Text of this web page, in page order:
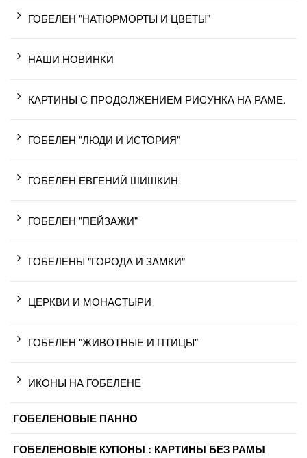
ГОБЕЛЕН "НАТЮРМОРТЫ И ЦВЕТЫ"
НАШИ НОВИНКИ
КАРТИНЫ С ПРОДОЛЖЕНИЕМ РИСУНКА НА РАМЕ.
ГОБЕЛЕН "ЛЮДИ И ИСТОРИЯ"
ГОБЕЛЕН ЕВГЕНИЙ ШИШКИН
ГОБЕЛЕН "ПЕЙЗАЖИ"
ГОБЕЛЕНЫ "ГОРОДА И ЗАМКИ"
ЦЕРКВИ И МОНАСТЫРИ
ГОБЕЛЕН "ЖИВОТНЫЕ И ПТИЦЫ"
ИКОНЫ НА ГОБЕЛЕНЕ
ГОБЕЛЕНОВЫЕ ПАННО
ГОБЕЛЕНОВЫЕ КУПОНЫ : КАРТИНЫ БЕЗ РАМЫ